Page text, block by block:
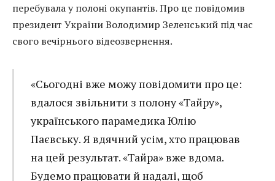
перебувала у полоні окупантів. Про це повідомив
президент України Володимир Зеленський під час
свого вечірнього відеозвернення.
«Сьогодні вже можу повідомити про це:
вдалося звільнити з полону «Тайру»,
українського парамедика Юлію
Паєвську. Я вдячний усім, хто працював
на цей результат. «Тайра» вже вдома.
Будемо працювати й надалі, щоб